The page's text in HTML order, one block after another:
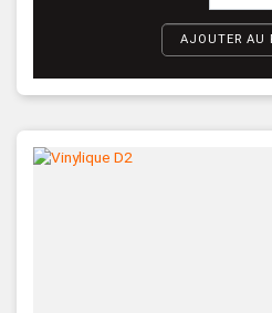
AJOUTER AU